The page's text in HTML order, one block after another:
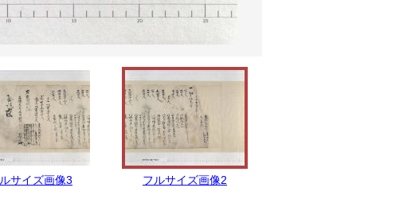
サイズ画像3 フルサイズ画像2